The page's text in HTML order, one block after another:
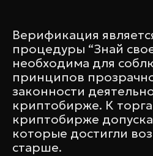
Верификация
процедуры “Знай
необходима для
принципов
законности
криптобирже. К
криптобирже
которые достигли
старше.